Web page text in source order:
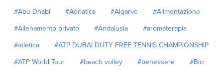
#Abu Dhabi #Adriatica #Algarve
#Alimentazione
#Allenamento privato
#Andalusia
#aromaterapia
#atletica
#ATP DUBAI DUTY FREE TENNIS CHAMPIONSHIP
#ATP World Tour
#beach volley #benessere
#Bici